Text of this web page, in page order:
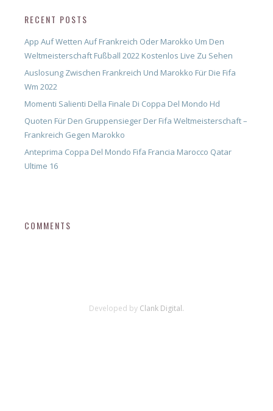
RECENT POSTS
App Auf Wetten Auf Frankreich Oder Marokko Um Den
Weltmeisterschaft Fußball 2022 Kostenlos Live Zu Sehen
Auslosung Zwischen Frankreich Und Marokko Für Die Fifa
Wm 2022
Momenti Salienti Della Finale Di Coppa Del Mondo Hd
Quoten Für Den Gruppensieger Der Fifa Weltmeisterschaft –
Frankreich Gegen Marokko
Anteprima Coppa Del Mondo Fifa Francia Marocco Qatar
Ultime 16
COMMENTS
Developed by Clank Digital.